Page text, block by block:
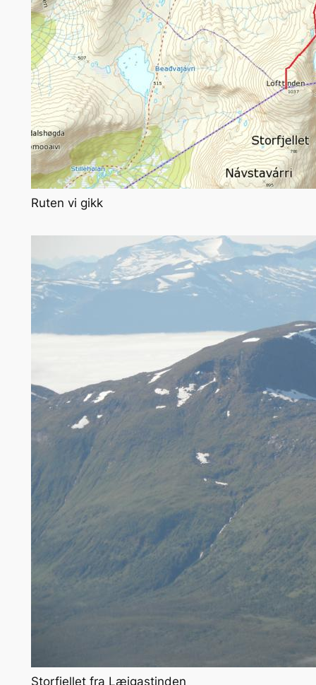
Ruten vi gikk
Storfjellet fra Læigastinden